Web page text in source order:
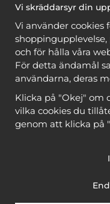
ner många
när du handlar
är
gratis
Copyright ©
Vi skräddarsyr din
Vi använder cookies
och för hålla våra
För detta ändamål
användarna, deras
Klicka på "Okej" om
vilka cookies du
genom att klicka på